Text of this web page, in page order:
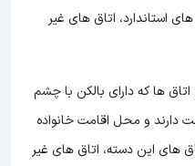
استاندارد، اتاق های غیر
اتاق ها که دارای بالکن با چشم
متر مربع مساحت دارند و محل اقامت خانواده
های این دسته، اتاق های غیر